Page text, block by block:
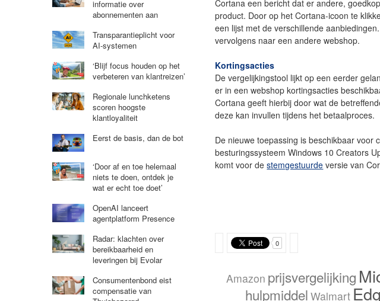
Cortana een bericht dat er andere,
product. Door op het Cortana-icoon te
een lijst met de verschillende
vervolgens naar een andere webshop.
Kortingsacties
De vergelijkingstool lijkt op een eerder
er in een webshop kortingsacties
Cortana geeft hierbij door wat de
deze kan invullen tijdens het betaalproces.
De nieuwe toepassing is beschikbaar voor
besturingssysteem Windows 10 Creators
komt voor destemgestuurde versie van
0
Amazon prijsvergelijking
hulpmiddel Walmart
informatie over
abonnementen aan
Transparantieplicht voor
AI-systemen
‘Blijf focus houden op het
verbeteren van klantreizen’
Regionale lunchketens
scoren hoogste
klantloyaliteit
Eerst de basis, dan de bot
‘Door af en toe helemaal
niets te doen, ontdek je
wat er echt toe doet’
OpenAI lanceert
agentplatform Presence
Radar: klachten over
bereikbaarheid en
leveringen bij Evolar
Consumentenbond eist
compensatie van